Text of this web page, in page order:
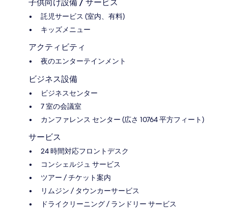
子供向け設備 / サービス
託児サービス (室内、有料)
キッズメニュー
アクティビティ
夜のエンターテインメント
ビジネス設備
ビジネスセンター
7 室の会議室
カンファレンス センター (広さ 10764 平方フィート)
サービス
24 時間対応フロントデスク
コンシェルジュ サービス
ツアー / チケット案内
リムジン / タウンカーサービス
ドライクリーニング / ランドリー サービス